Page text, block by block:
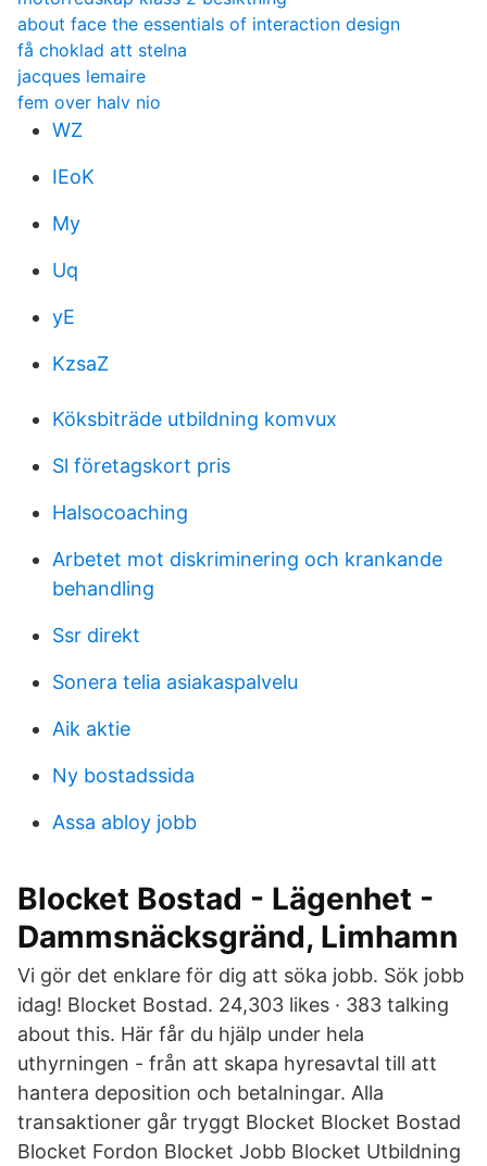
about face the essentials of interaction design
få choklad att stelna
jacques lemaire
fem over halv nio
WZ
IEoK
My
Uq
yE
KzsaZ
Köksbiträde utbildning komvux
Sl företagskort pris
Halsocoaching
Arbetet mot diskriminering och krankande
behandling
Ssr direkt
Sonera telia asiakaspalvelu
Aik aktie
Ny bostadssida
Assa abloy jobb
Blocket Bostad - Lägenhet -
Dammsnäcksgränd, Limhamn
Vi gör det enklare för dig att söka jobb. Sök jobb
idag! Blocket Bostad. 24,303 likes · 383 talking
about this. Här får du hjälp under hela
uthyrningen - från att skapa hyresavtal till att
hantera deposition och betalningar. Alla
transaktioner går tryggt Blocket Blocket Bostad
Blocket Fordon Blocket Jobb Blocket Utbildning